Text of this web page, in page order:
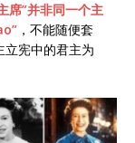
席”并非同一个主
，不能随便套
宪中的君主为